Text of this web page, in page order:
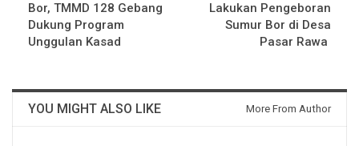
Bor, TMMD 128 Gebang
Dukung Program
Unggulan Kasad
Lakukan Pengeboran
Sumur Bor di Desa
Pasar Rawa
YOU MIGHT ALSO LIKE More From Author